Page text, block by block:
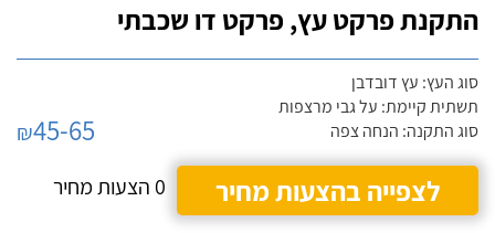
התקנת פרקט עץ, פרקט דו שכבתי
סוג העץ: עץ דובדבן
תשתית קיימת: על גבי מרצפות
סוג התקנה: הנחה צפה
₪45-65
לצפייה בהצעות מחיר
0 הצעות מחיר